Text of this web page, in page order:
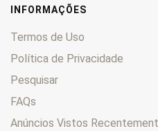
Shiver 0
Sonic 0
Sport City 0
SR 0
Trial 0
INFORMAÇÕES
Termos de Uso
Política de Privacidade
Pesquisar
FAQs
Anúncios Vistos